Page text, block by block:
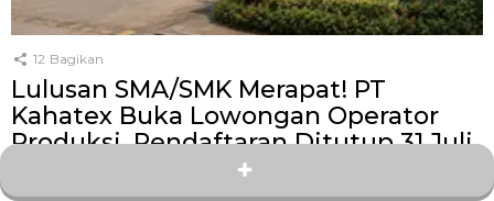
12 Bagikan
Lulusan SMA/SMK Merapat! PT
Kahatex Buka Lowongan Operator
Produksi, Pendaftaran Ditutup 31 Juli
15 hari yang lalu